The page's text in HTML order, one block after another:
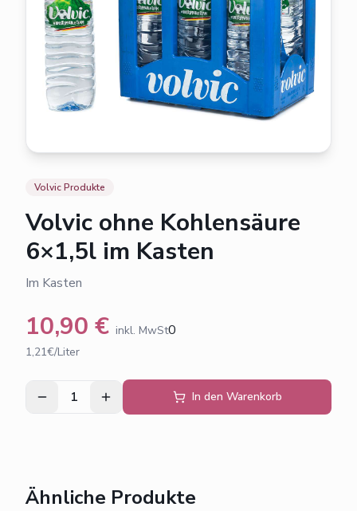
Volvic Produkte
Volvic ohne Kohlensäure
6×1,5l im Kasten
Im Kasten
10,90 € inkl. MwSt0
1,21€/Liter
1 In den Warenkorb
Ähnliche Produkte